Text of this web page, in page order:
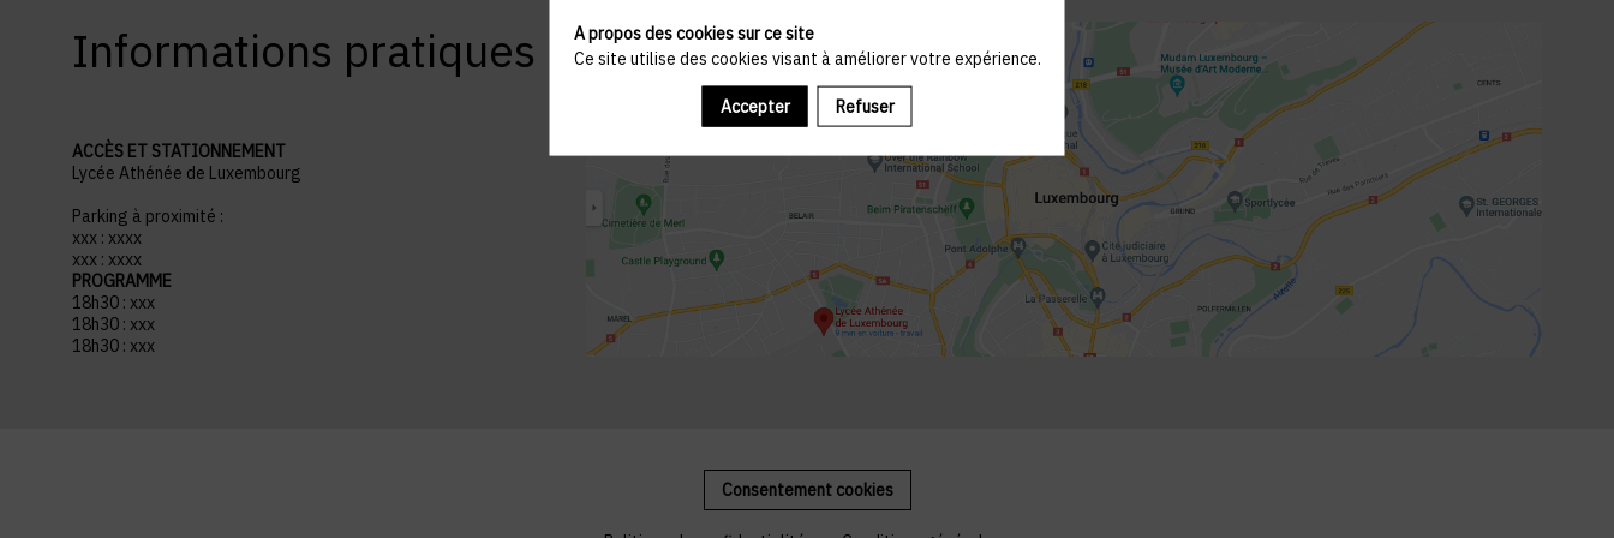
Informations pratiques
ACCÈS ET STATIONNEMENT
Lycée Athénée de Luxembourg
Parking à proximité :
xxx : xxxx
xxx : xxxx
PROGRAMME
18h30 : xxx
18h30 : xxx
18h30 : xxx
Consentement cookies
A propos des cookies sur ce site
Ce site utilise des cookies visant à améliorer votre expérience.
Accepter Refuser